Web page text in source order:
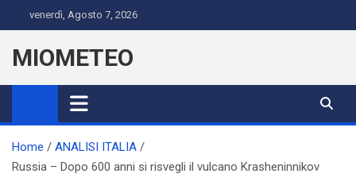
to
content
venerdì, Agosto 7, 2026
MIOMETEO
Home
ANALISI ITALIA
Russia – Dopo 600 anni si risvegli il vulcano Krasheninnikov